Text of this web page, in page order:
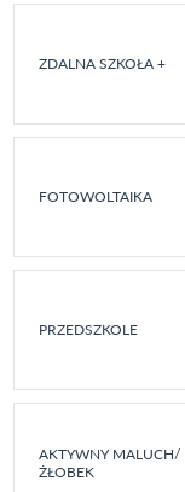
ZDALNA SZKOŁA +
FOTOWOLTAIKA
PRZEDSZKOLE
AKTYWNY MALUCH/
ŻŁOBEK